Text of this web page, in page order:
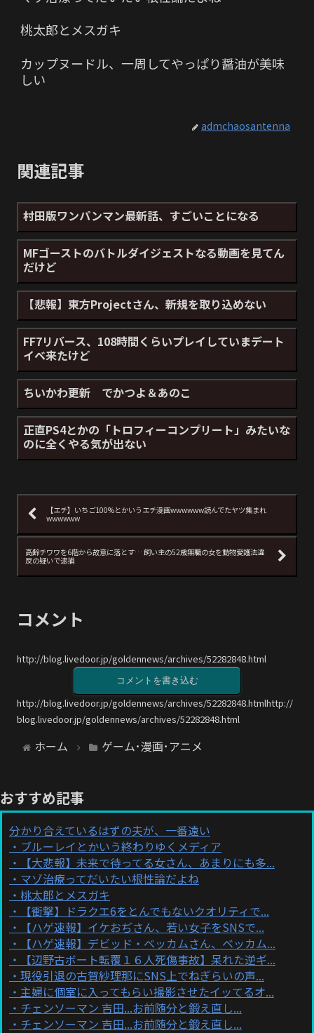
桃太郎とメスガキ
カップヌードル、一周してやっぱり醤油が美味
しい
admchaosantenna
関連記事
村田版ワンパンマン最新話、すごいことになる
MFゴーストのバトルダイジェストなる動画を見てん
だけど
【悲報】東方Projectさん、新規を取り込めない
FF7リバース、108時間くらいプレイしていまデート
イベ来たけど
ちいかわ更新 でかつよ＆あのこ
正直PS4とかの「トロフィーコンプリート」みたいな
のに全くやる気が出ない
【エチ】いちご100%とかいうエチ漫画wwwwww読んでたヤツ集まれ
wwwwww
高齢チワワを6階から故意に落とす… 飼い主の52歳無職の女を動物愛護法違
反の疑いで逮捕
コメント
http://blog.livedoor.jp/goldennews/archives/52282848.html
コメントを書き込む
http://blog.livedoor.jp/goldennews/archives/52282848.htmlhttp://
blog.livedoor.jp/goldennews/archives/52282848.html
ホーム ゲーム･漫画･アニメ
おすすめ記事
分かり合えているはずの夫が、一番遠い
ブルーレイとかいう終わりゆくメディア
【大悲報】未来で待ってる女さん、あまりにも多...
マゾ治療ってだいたい根性論だよね
桃太郎とメスガキ
【衝撃】ドラクエ6をとんでもないクオリティで...
【ハゲ速報】イケおぢさん、若い女子をSNSで...
【ハゲ速報】デビッド・ベッカムさん、ベッカム...
【辺野古ボート転覆１６人死傷事故】呆れた逆ギ...
現役引退の古賀紗理那にSNS上でねぎらいの声...
主婦に個室に入ってもらい撮影させたイッてるオ...
チェンソーマン 吉田...お前随分と鍛え直し...
チェンソーマン 吉田...お前随分と鍛え直し...